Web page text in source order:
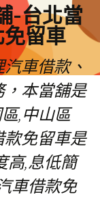
-台北當
留車
車借款、
本當舖是
,中山區
款免留車是
高,息低簡
車借款免